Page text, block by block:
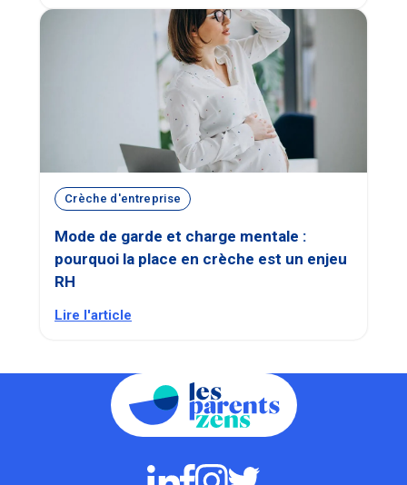
Crèche d'entreprise
Mode de garde et charge mentale :
pourquoi la place en crèche est un enjeu
RH
Lire l'article